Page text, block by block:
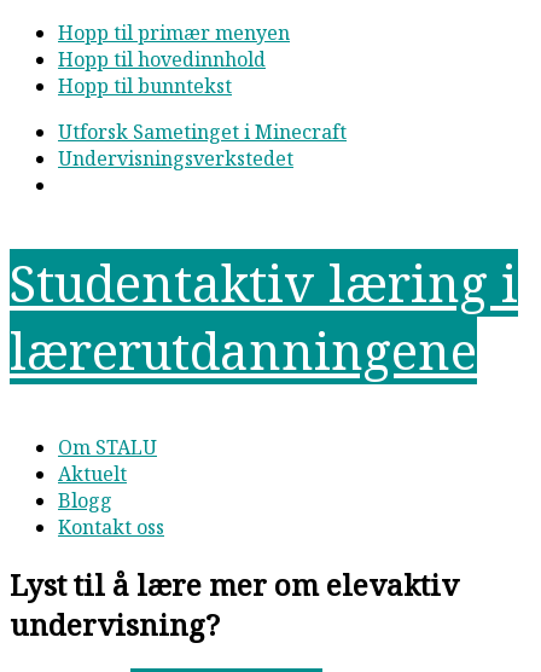
Hopp til primær menyen
Hopp til hovedinnhold
Hopp til bunntekst
Utforsk Sametinget i Minecraft
Undervisningsverkstedet
Studentaktiv læring i
lærerutdanningene
Om STALU
Aktuelt
Blogg
Kontakt oss
Lyst til å lære mer om elevaktiv
undervisning?